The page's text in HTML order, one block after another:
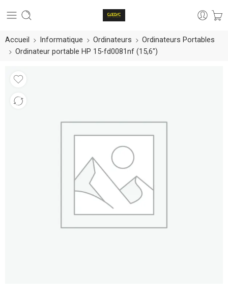
Accueil Informatique Ordinateurs
Ordinateurs Portables
Ordinateur portable HP 15-fd0081nf (15,6″)